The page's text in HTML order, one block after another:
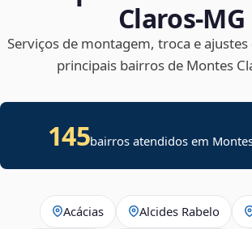
Claros‑MG
Serviços de montagem, troca e
principais bairros de Montes
145bairros atendidos em
Acácias Alcides Rabelo